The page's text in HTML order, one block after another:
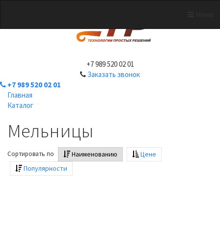
+7 989 520 02 01
Заказать звонок
+7 989 520 02 01
Главная
Каталог
Мельницы
Сортировать по Наименованию
Цене
Популярности